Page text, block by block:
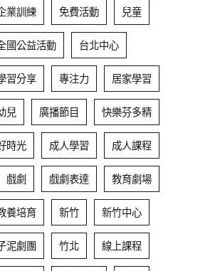
業訓練 免費活動 兒童
國公益活動 台北中心
習分享 專注力 居家學習
兒 廣播節目 快樂芬多精
時光 成人學習 成人課程
戲劇 戲劇表達 教育劇場
養培育 新竹 新竹中心
泥劇團 竹北 線上課程